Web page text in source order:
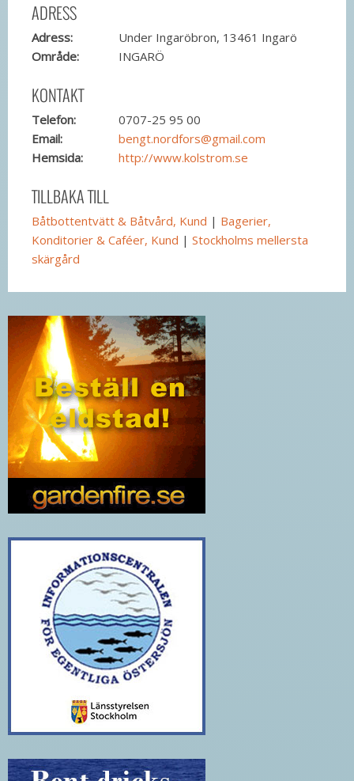
ADRESS
Adress:
Under Ingaröbron, 13461 Ingarö
Område:
INGARÖ
KONTAKT
Telefon:
0707-25 95 00
Email:
bengt.nordfors@gmail.com
Hemsida:
http://www.kolstrom.se
TILLBAKA TILL
Båtbottentvätt & Båtvård, Kund | Bagerier,
Konditorier & Caféer, Kund | Stockholms mellersta
skärgård